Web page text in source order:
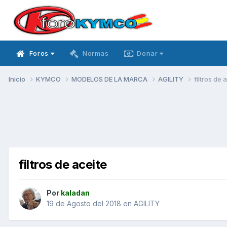
Foros Normas Donar
Inicio KYMCO MODELOS DE LA MARCA AGILITY filtros de
filtros de aceite
Por kaladan
19 de Agosto del 2018 en AGILITY